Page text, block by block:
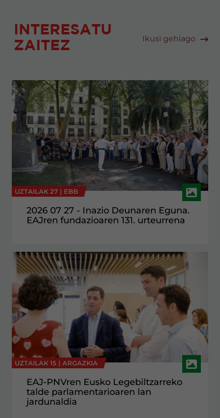
INTERESATU
ZAITEZ
Ikusi gehiago
UZTAILAK 27 | EBB
2026 07 27 - Inazio Deunaren Eguna.
EAJren fundazioaren 131. urteurrena
UZTAILAK 15 | ARGAZKIA
EAJ-PNVren Eusko Legebiltzarreko
talde parlamentarioaren lan
jardunaldia